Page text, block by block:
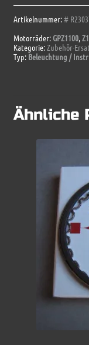
Prüfzeichen
Z1000J,
,GPZ1100
B1/B2
Menge
Artikelnummer:#
Motorräder: GPZ1100,
Kategorie:Zubehör-
Typ: Beleuchtung /
Ähnliche